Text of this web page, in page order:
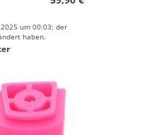
um 00:03; der
haben.